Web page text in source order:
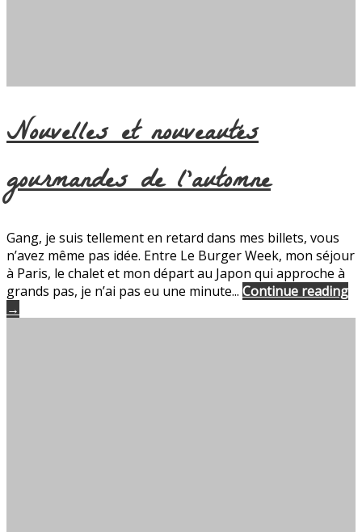
Nouvelles et nouveautés
gourmandes de l’automne
Gang, je suis tellement en retard dans mes billets, vous
n’avez même pas idée. Entre Le Burger Week, mon séjour
à Paris, le chalet et mon départ au Japon qui approche à
grands pas, je n’ai pas eu une minute... Continue reading
→